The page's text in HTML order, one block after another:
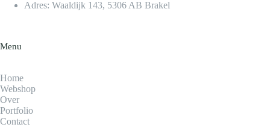
Adres: Waaldijk 143, 5306 AB Brakel
Menu
Home
Webshop
Over
Portfolio
Contact